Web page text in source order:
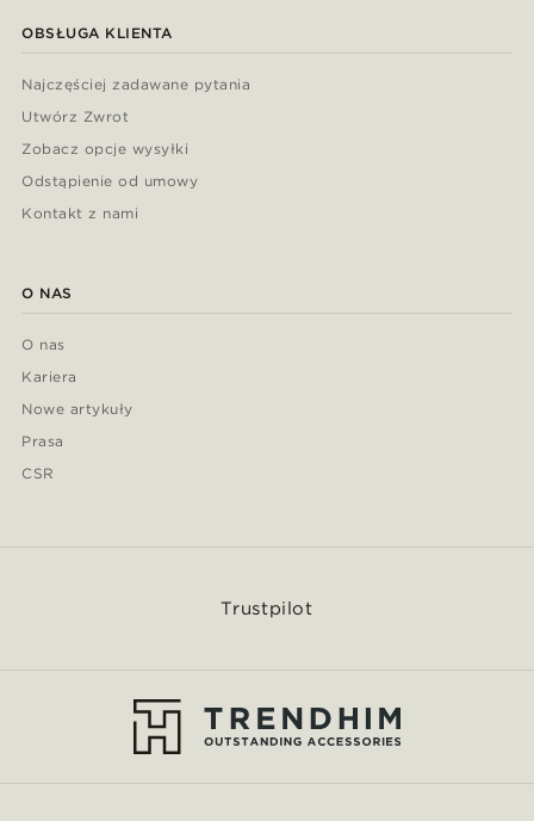
OBSŁUGA KLIENTA
Najczęściej zadawane pytania
Utwórz Zwrot
Zobacz opcje wysyłki
Odstąpienie od umowy
Kontakt z nami
O NAS
O nas
Kariera
Nowe artykuły
Prasa
CSR
Trustpilot